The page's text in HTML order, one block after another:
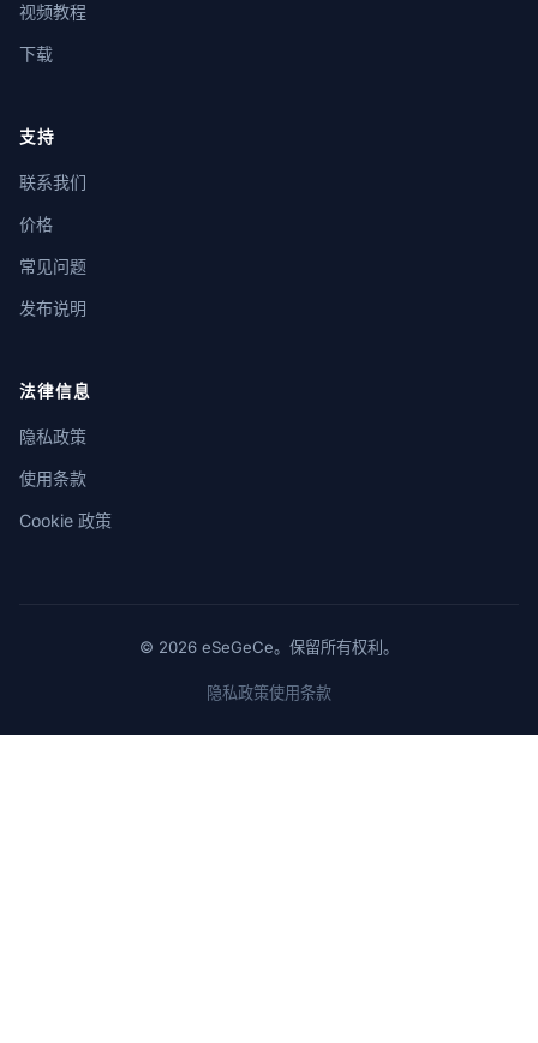
视频教程
下载
支持
联系我们
价格
常见问题
发布说明
法律信息
隐私政策
使用条款
Cookie 政策
© 2026 eSeGeCe。保留所有权利。
隐私政策使用条款